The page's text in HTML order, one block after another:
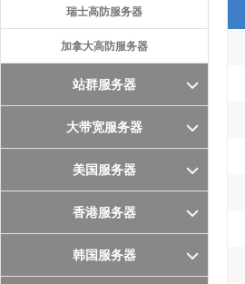
瑞士高防服务器
加拿大高防服务器
站群服务器
大带宽服务器
美国服务器
香港服务器
韩国服务器